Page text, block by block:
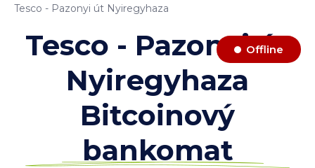
Tesco - Pazonyi út Nyiregyhaza
Tesco - Pazonyi út
Nyiregyhaza
Bitcoinový
bankomat
Offline